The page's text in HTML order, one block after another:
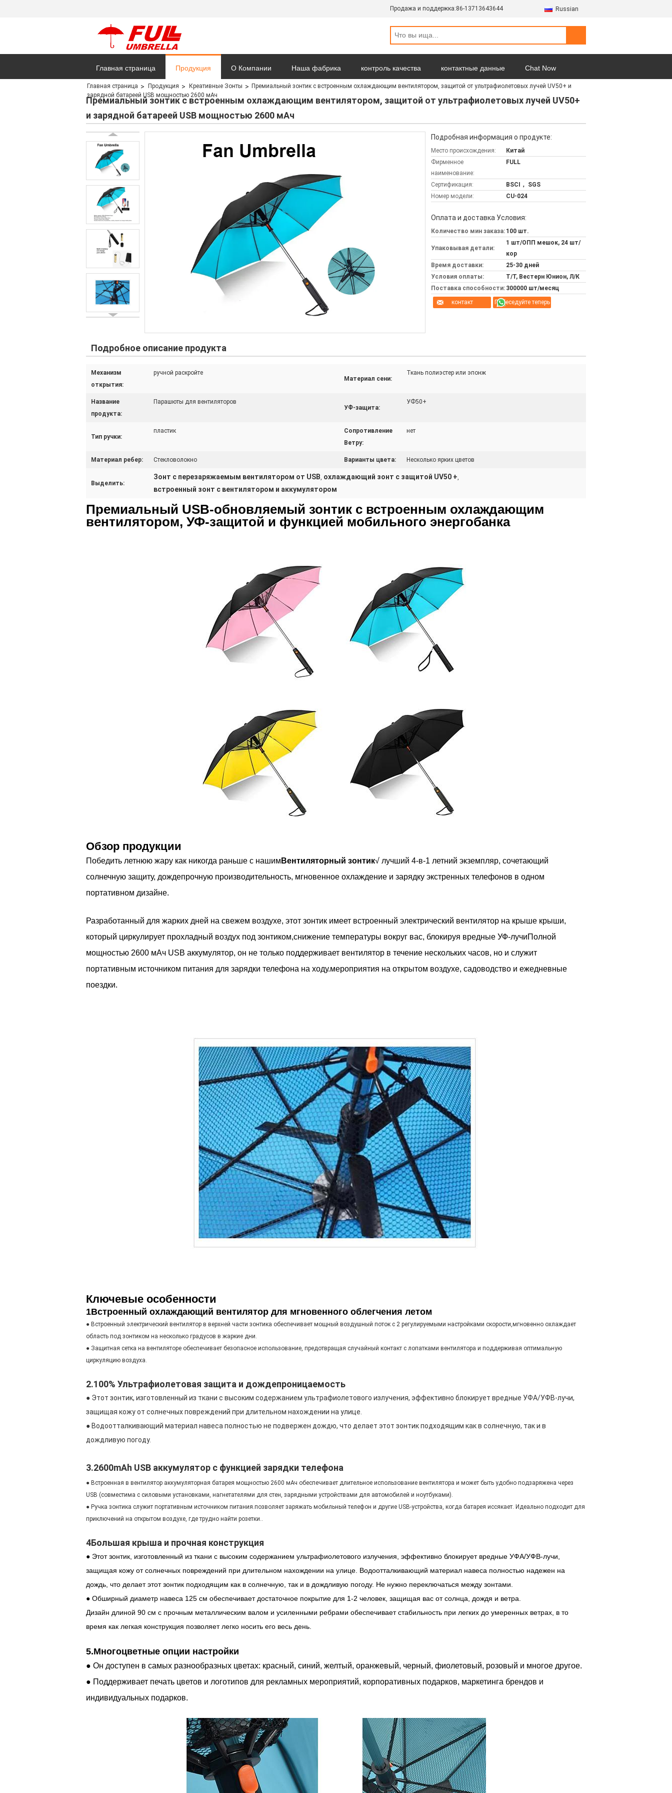
Продажа и поддержка:86-13713643644 Russian
Главная страница Продукция О Компании Наша фабрика контроль качества контактные данные Chat Now
Новости Карта сайта политика конфиденциальности Все случаи
Главная страница Продукция Креативные Зонты
Премиальный зонтик с встроенным охлаждающим вентилятором, защитой от ультрафиолетовых лучей UV50+ и
зарядной батареей USB мощностью 2600 мАч
Премиальный зонтик с встроенным охлаждающим вентилятором, защитой от ультрафиолетовых лучей UV50+
и зарядной батареей USB мощностью 2600 мАч
Подробная информация о продукте:
Место происхождения:
Китай
Фирменное
наименование:
FULL
Сертификация:
BSCI， SGS
Номер модели:
CU-024
Оплата и доставка Условия:
Количество мин заказа: 100 шт.
Упаковывая детали:
1 шт/ОПП мешок, 24 шт/
кор
Время доставки:
25-30 дней
Условия оплаты:
Т/Т, Вестерн Юнион, Л/К
Поставка способности: 300000 шт/месяц
контакт
Побеседуйте теперь
Подробное описание продукта
Механизм
открытия:
ручной раскройте
Материал сени:
Ткань полиэстер или эпонж
Название
продукта:
Парашюты для вентиляторов
УФ-защита:
УФ50+
Тип ручки:
пластик
Сопротивление
Ветру:
нет
Материал ребер: Стекловолокно Варианты цвета: Несколько ярких цветов
Выделить:
Зонт с перезаряжаемым вентилятором от USB, охлаждающий зонт с защитой UV50 +,
встроенный зонт с вентилятором и аккумулятором
Премиальный USB-обновляемый зонтик с встроенным охлаждающим
вентилятором, УФ-защитой и функцией мобильного энергобанка
Обзор продукции
Победить летнюю жару как никогда раньше с нашим Вентиляторный зонтик√ лучший 4-в-1 летний экземпляр, сочетающий
солнечную защиту, дождепрочную производительность, мгновенное охлаждение и зарядку экстренных телефонов в одном
портативном дизайне.
Разработанный для жарких дней на свежем воздухе, этот зонтик имеет встроенный электрический вентилятор на крыше крыши,
который циркулирует прохладный воздух под зонтиком,снижение температуры вокруг вас, блокируя вредные УФ-лучиПолной
мощностью 2600 мАч USB аккумулятор, он не только поддерживает вентилятор в течение нескольких часов, но и служит
портативным источником питания для зарядки телефона на ходу.мероприятия на открытом воздухе, садоводство и ежедневные
поездки.
Ключевые особенности
1Встроенный охлаждающий вентилятор для мгновенного облегчения летом
● Встроенный электрический вентилятор в верхней части зонтика обеспечивает мощный воздушный поток с 2 регулируемыми настройками скорости,мгновенно охлаждает
область под зонтиком на несколько градусов в жаркие дни.
● Защитная сетка на вентиляторе обеспечивает безопасное использование, предотвращая случайный контакт с лопатками вентилятора и поддерживая оптимальную
циркуляцию воздуха.
2.100% Ультрафиолетовая защита и дождепроницаемость
● Этот зонтик, изготовленный из ткани с высоким содержанием ультрафиолетового излучения, эффективно блокирует вредные УФА/УФВ-лучи,
защищая кожу от солнечных повреждений при длительном нахождении на улице.
● Водоотталкивающий материал навеса полностью не подвержен дождю, что делает этот зонтик подходящим как в солнечную, так и в
дождливую погоду.
3.2600mAh USB аккумулятор с функцией зарядки телефона
● Встроенная в вентилятор аккумуляторная батарея мощностью 2600 мАч обеспечивает длительное использование вентилятора и может быть удобно подзаряжена через
USB (совместима с силовыми установками, нагнетателями для стен, зарядными устройствами для автомобилей и ноутбуками).
● Ручка зонтика служит портативным источником питания.позволяет заряжать мобильный телефон и другие USB-устройства, когда батарея иссякает. Идеально подходит для
приключений на открытом воздухе, где трудно найти розетки..
4Большая крыша и прочная конструкция
● Этот зонтик, изготовленный из ткани с высоким содержанием ультрафиолетового излучения, эффективно блокирует вредные УФА/УФВ-лучи,
защищая кожу от солнечных повреждений при длительном нахождении на улице. Водоотталкивающий материал навеса полностью надежен на
дождь, что делает этот зонтик подходящим как в солнечную, так и в дождливую погоду. Не нужно переключаться между зонтами.
● Обширный диаметр навеса 125 см обеспечивает достаточное покрытие для 1-2 человек, защищая вас от солнца, дождя и ветра.
Дизайн длиной 90 см с прочным металлическим валом и усиленными ребрами обеспечивает стабильность при легких до умеренных ветрах, в то
время как легкая конструкция позволяет легко носить его весь день.
5.Многоцветные опции настройки
● Он доступен в самых разнообразных цветах: красный, синий, желтый, оранжевый, черный, фиолетовый, розовый и многое другое.
● Поддерживает печать цветов и логотипов для рекламных мероприятий, корпоративных подарков, маркетинга брендов и
индивидуальных подарков.